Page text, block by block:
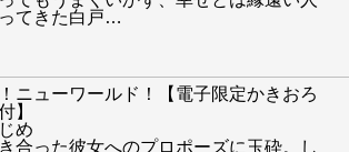
てきた白戸…
ニューワールド！【電子限定かきおろ
】
め
合った彼女へのプロポーズに玉砕。し